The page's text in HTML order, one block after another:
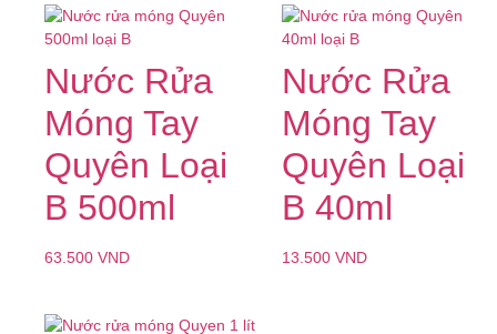
Nước Rửa
Móng Tay
Quyên Loại
B 500ml
63.500 VND
Nước Rửa
Móng Tay
Quyên Loại
B 40ml
13.500 VND